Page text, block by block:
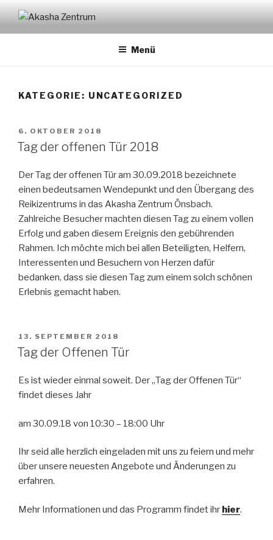
Inhalt
springenAKASHA ZENTRUM
Menü
KATEGORIE: UNCATEGORIZED
VERÖFFENTLICHT
AM
6. OKTOBER 2018
Tag der offenen Tür 2018
Der Tag der offenen Tür am 30.09.2018 bezeichnete
einen bedeutsamen Wendepunkt und den Übergang des
Reikizentrums in das Akasha Zentrum Önsbach.
Zahlreiche Besucher machten diesen Tag zu einem vollen
Erfolg und gaben diesem Ereignis den gebührenden
Rahmen. Ich möchte mich bei allen Beteiligten, Helfern,
Interessenten und Besuchern von Herzen dafür
bedanken, dass sie diesen Tag zum einem solch schönen
Erlebnis gemacht haben.
VERÖFFENTLICHT
AM
13. SEPTEMBER 2018
Tag der Offenen Tür
Es ist wieder einmal soweit. Der „Tag der Offenen Tür“
findet dieses Jahr
am 30.09.18 von 10:30 – 18:00 Uhr
Ihr seid alle herzlich eingeladen mit uns zu feiern und mehr
über unsere neuesten Angebote und Änderungen zu
erfahren.
Mehr Informationen und das Programm findet ihr hier.